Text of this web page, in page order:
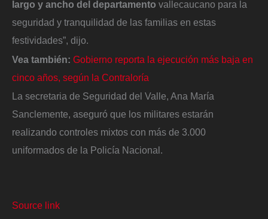
largo y ancho del departamento vallecaucano para la
seguridad y tranquilidad de las familias en estas
festividades”, dijo.
Vea también: Gobierno reporta la ejecución más baja en
cinco años, según la Contraloría
La secretaria de Seguridad del Valle, Ana María
Sanclemente, aseguró que los militares estarán
realizando controles mixtos con más de 3.000
uniformados de la Policía Nacional.
Source link